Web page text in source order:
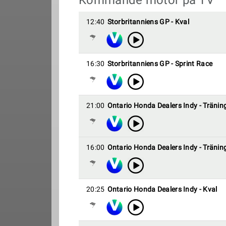
12:40 Storbritanniens GP - Kval
16:30 Storbritanniens GP - Sprint Race
21:00 Ontario Honda Dealers Indy -
16:00 Ontario Honda Dealers Indy -
20:25 Ontario Honda Dealers Indy - Kval